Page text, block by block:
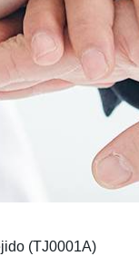
(TJ0001A)